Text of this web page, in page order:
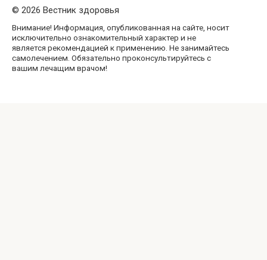
© 2026 Вестник здоровья
Внимание! Информация, опубликованная на сайте, носит
исключительно ознакомительный характер и не
является рекомендацией к применению. Не занимайтесь
самолечением. Обязательно проконсультируйтесь с
вашим лечащим врачом!